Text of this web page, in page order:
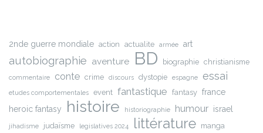
2nde guerre mondiale action actualite armée art
autobiographie aventure BD biographie christianisme
commentaire conte crime discours dystopie espagne essai
etudes comportementales event fantastique fantasy france
heroic fantasy
histoire historiographie humour israel
jihadisme judaïsme legislatives 2024 littérature manga